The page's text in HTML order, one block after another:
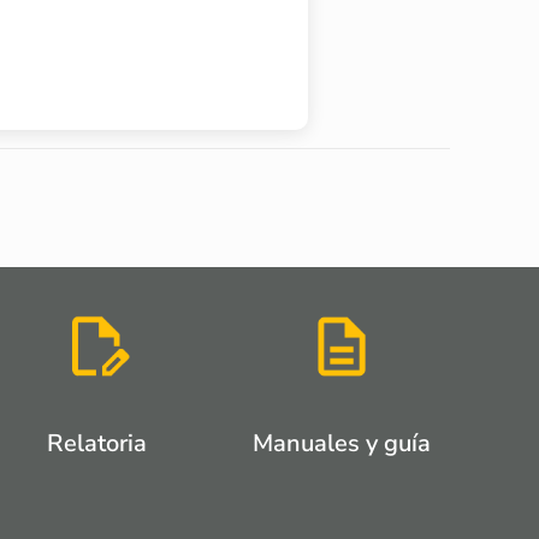
Relatoria Manuales y guía